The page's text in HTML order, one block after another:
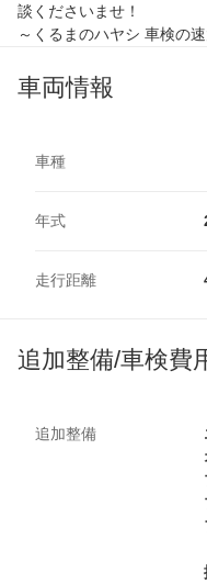
談くださいませ！
～くるまのハヤシ 車検の
車両情報
車種
年式
走行距離
追加整備/車検費
追加整備